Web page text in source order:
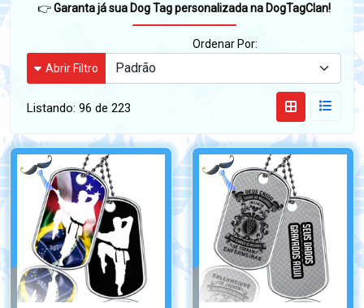
👉Garanta já sua Dog Tag personalizada na DogTagClan!
Ordenar Por:
Abrir Filtro
Listando: 96 de 223